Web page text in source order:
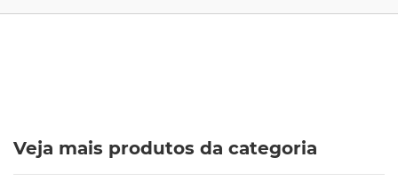
Veja mais produtos da categoria